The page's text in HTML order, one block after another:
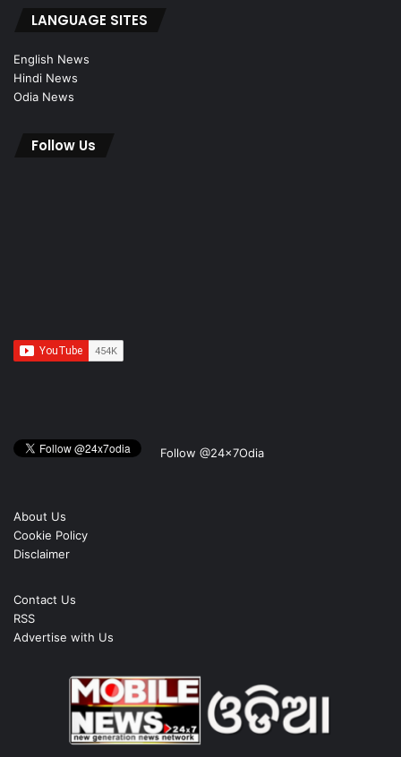
LANGUAGE SITES
English News
Hindi News
Odia News
Follow Us
Follow @24x7Odia
About Us
Cookie Policy
Disclaimer
Contact Us
RSS
Advertise with Us